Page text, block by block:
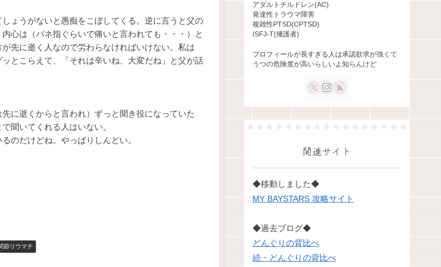
ょうがないと愚痴をこぼしてくる。逆に言うと父の
心は（バネ指ぐらいで痛いと言われても・・・）と
先に逝く人なので労わらなければいけない。私は
とこらえて、「それは辛いね、大変だね」と父が話
に逝くからと言われ）ずっと聞き役になっていた
聞いてくれる人はいない。
のだけどね。やっぱりしんどい。
節リウマチ
アダルトチルドレン(AC)
発達性トラウマ障害
複雑性PTSD(CPTSD)
ISFJ-T(擁護者)
プロフィールが長すぎる人は承認欲求が強くて
うつの危険度が高いらしいよ知らんけど
関連サイト
◆移動しました◆
MY BAYSTARS 攻略サイト
◆過去ブログ◆
どんぐりの背比べ
続・どんぐりの背比べ